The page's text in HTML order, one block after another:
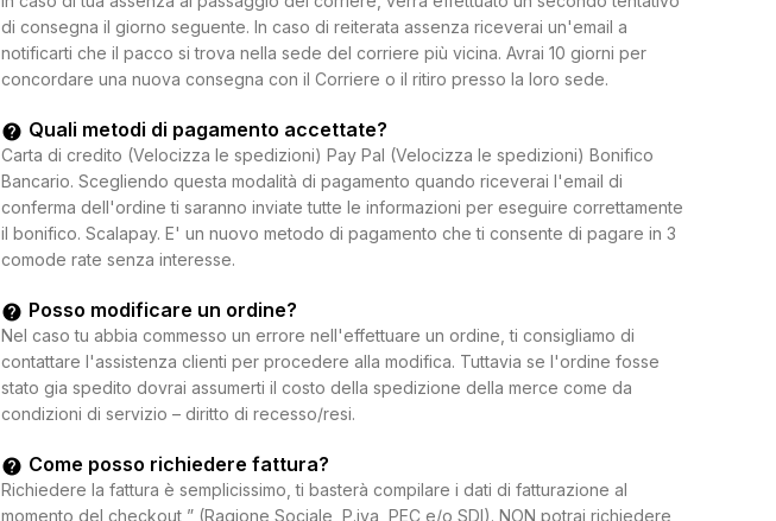
di consegna il giorno seguente. In caso di reiterata assenza riceverai un'email a
notificarti che il pacco si trova nella sede del corriere più vicina. Avrai 10 giorni per
concordare una nuova consegna con il Corriere o il ritiro presso la loro sede.
Quali metodi di pagamento accettate?
Carta di credito (Velocizza le spedizioni) Pay Pal (Velocizza le spedizioni) Bonifico
Bancario. Scegliendo questa modalità di pagamento quando riceverai l'email di
conferma dell'ordine ti saranno inviate tutte le informazioni per eseguire correttamente
il bonifico. Scalapay. E' un nuovo metodo di pagamento che ti consente di pagare in 3
comode rate senza interesse.
Posso modificare un ordine?
Nel caso tu abbia commesso un errore nell'effettuare un ordine, ti consigliamo di
contattare l'assistenza clienti per procedere alla modifica. Tuttavia se l'ordine fosse
stato gia spedito dovrai assumerti il costo della spedizione della merce come da
condizioni di servizio – diritto di recesso/resi.
Come posso richiedere fattura?
Richiedere la fattura è semplicissimo, ti basterà compilare i dati di fatturazione al
momento del checkout ” (Ragione Sociale, P.iva, PEC e/o SDI). NON potrai richiedere